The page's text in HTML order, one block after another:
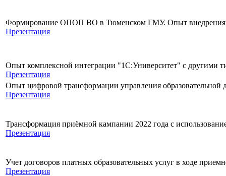
Формирование ОПОП ВО в Тюменском ГМУ. Опыт
Презентация
Опыт комплексной интеграции "1С:Университет" с другими
Презентация
Опыт цифровой трансформации управления образовательной
Презентация
Трансформация приёмной кампании 2022 года с
Презентация
Учет договоров платных образовательных услуг в ходе
Презентация